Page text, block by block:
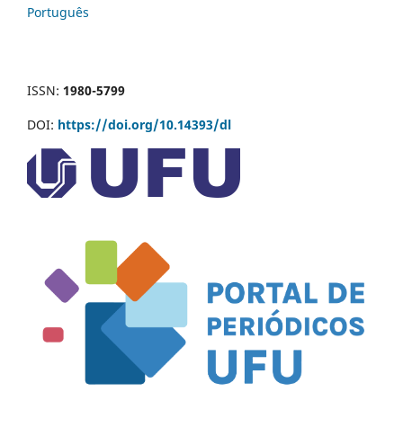
Português
ISSN: 1980-5799
DOI: https://doi.org/10.14393/dl